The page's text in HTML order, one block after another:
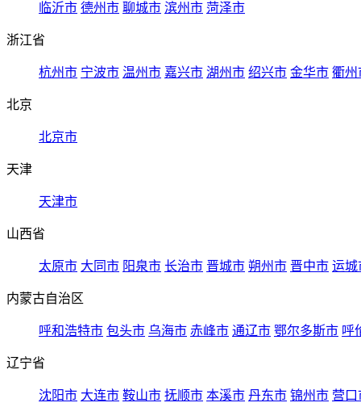
临沂市 德州市 聊城市 滨州市 菏泽市
浙江省
杭州市 宁波市 温州市 嘉兴市 湖州市 绍兴市 金华市 衢州
北京
北京市
天津
天津市
山西省
太原市 大同市 阳泉市 长治市 晋城市 朔州市 晋中市 运城
内蒙古自治区
呼和浩特市 包头市 乌海市 赤峰市 通辽市 鄂尔多斯市 呼
辽宁省
沈阳市 大连市 鞍山市 抚顺市 本溪市 丹东市 锦州市 营口